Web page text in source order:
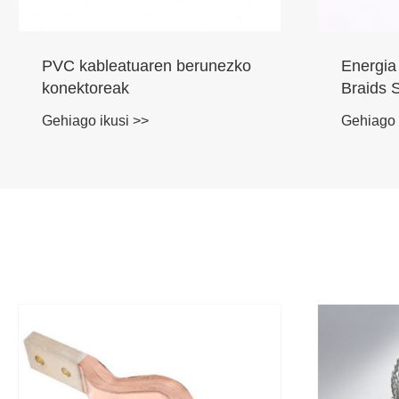
PVC kableatuaren berunezko
konektoreak
Gehiago ikusi >>
Braids
Gehiago